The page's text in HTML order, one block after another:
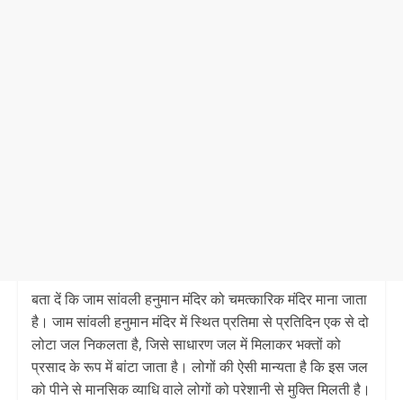
बता दें कि जाम सांवली हनुमान मंदिर को चमत्कारिक मंदिर माना जाता
है। जाम सांवली हनुमान मंदिर में स्थित प्रतिमा से प्रतिदिन एक से दो
लोटा जल निकलता है, जिसे साधारण जल में मिलाकर भक्तों को
प्रसाद के रूप में बांटा जाता है। लोगों की ऐसी मान्यता है कि इस जल
को पीने से मानसिक व्याधि वाले लोगों को परेशानी से मुक्ति मिलती है।